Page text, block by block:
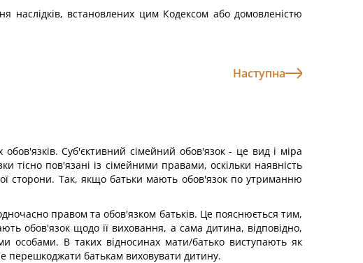
наслідків, встановлених цим Кодексом або домовленістю
Наступна
Суб'єктивний сімейний обов'язок - це вид і міра
тісно пов'язані із сімейними правами, оскільки наявність
сторони. Так, якщо батьки мають обов'язок по утриманню
правом та обов'язком батьків. Це пояснюється тим,
обов'язок щодо її виховання, а сама дитина, відповідно,
особами. В таких відносинах мати/батько виступають як
перешкоджати батькам виховувати дитину.